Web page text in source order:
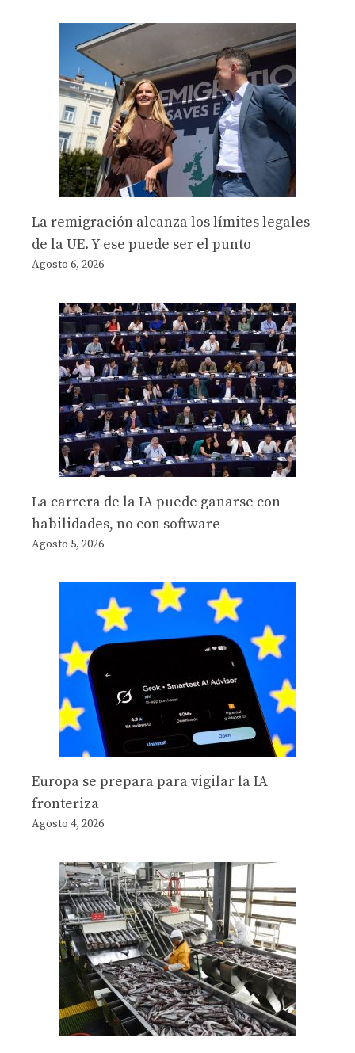
La remigración alcanza los límites legales
de la UE. Y ese puede ser el punto
Agosto 6, 2026
La carrera de la IA puede ganarse con
habilidades, no con software
Agosto 5, 2026
Europa se prepara para vigilar la IA
fronteriza
Agosto 4, 2026